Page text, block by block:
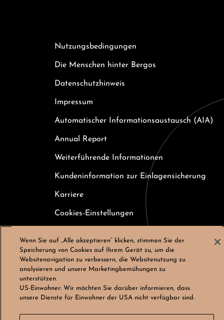
Nutzungsbedingungen
Die Menschen hinter Bergos
Datenschutzhinweis
Impressum
Automatischer Informationsaustausch (AIA)
Annual Report
Weiterführende Informationen
Kundeninformation zur Einlagensicherung
Karriere
Cookies-Einstellungen
© Bergos AG, Alle Rechte vorbehalten
LinkedIn
Instagram
Wenn Sie auf „Alle akzeptieren“ klicken, stimmen Sie der
Speicherung von Cookies auf Ihrem Gerät zu, um die
Websitenavigation zu verbessern, die Websitenutzung zu
analysieren und unsere Marketingbemühungen zu
unterstützen.
US-Einwohner: Wir möchten Sie darüber informieren, dass
unsere Dienste für Einwohner der USA nicht verfügbar sind.